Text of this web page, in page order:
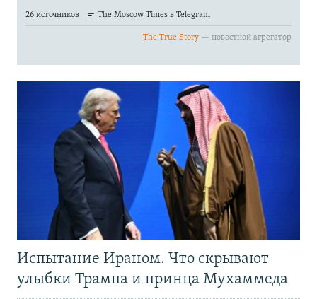
Испытание Ираном. Что скрывают
улыбки Трампа и принца Мухаммеда